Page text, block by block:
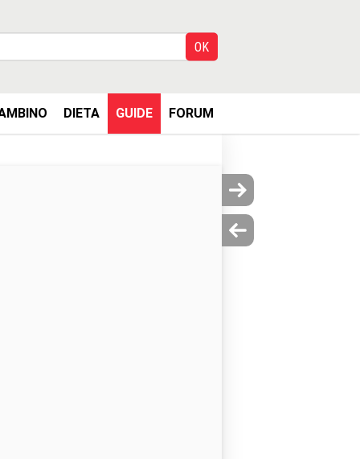
DIETA GUIDE FORUM